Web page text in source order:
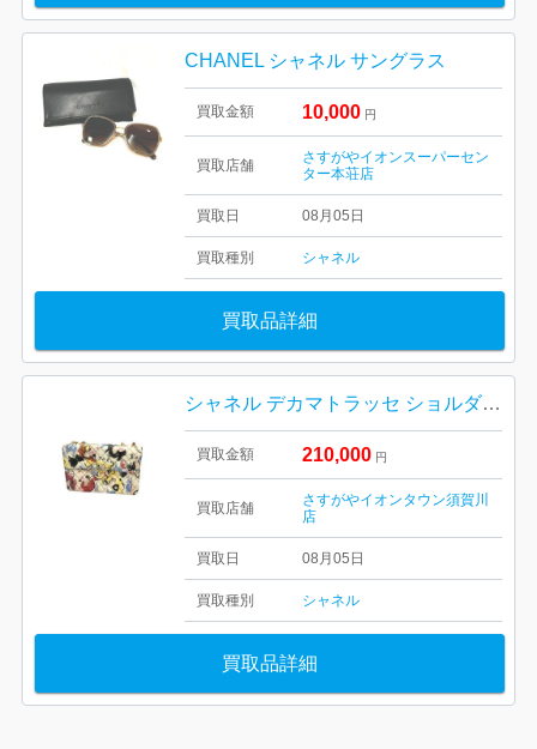
CHANEL シャネル サングラス
買取金額 10,000 円
買取店舗
さすがやイオンスーパーセン
ター本荘店
買取日 08月05日
買取種別 シャネル
買取品詳細
シャネル デカマトラッセ ショルダーバッグ CHANLE
買取金額 210,000 円
買取店舗
さすがやイオンタウン須賀川
店
買取日 08月05日
買取種別 シャネル
買取品詳細